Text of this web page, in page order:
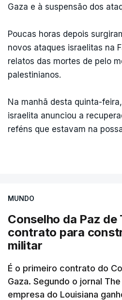
Gaza e à suspensão dos
Poucas horas depois
novos ataques israelitas na
relatos das mortes de pelo
palestinianos.
Na manhã desta quinta-
israelita anunciou a
reféns que estavam na
MUNDO
Conselho da Paz de
contrato para
militar
É o primeiro contrato do
Gaza. Segundo o jornal
empresa do Louisiana